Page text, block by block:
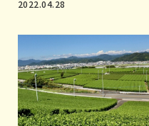
2022.04.28